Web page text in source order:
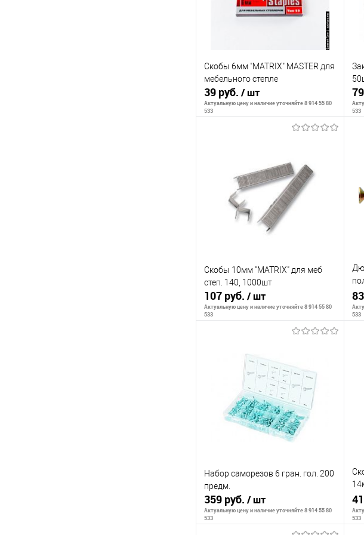
В избранное
В наличии
Скобы 6мм "MATRIX" MASTER для
мебельного степле
39 руб. / шт
Актуальную цену и наличие уточняйте 8 914 55 80
533
К сравнению
В избранное
В наличии
533
Скобы 10мм "MATRIX" для меб
степ. 140, 1000шт
107 руб. / шт
Актуальную цену и наличие уточняйте 8 914 55 80
533
В корзину
К сравнению
В избранное
В наличии
533
Набор саморезов 6 гран. гол. 200
предм.
359 руб. / шт
Актуальную цену и наличие уточняйте 8 914 55 80
533
533